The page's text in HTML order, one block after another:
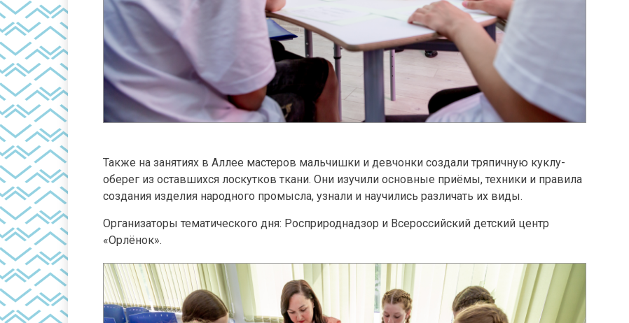
Также на занятиях в Аллее мастеров мальчишки и девчонки создали тряпичную куклу-
оберег из оставшихся лоскутков ткани. Они изучили основные приёмы, техники и правила
создания изделия народного промысла, узнали и научились различать их виды.
Организаторы тематического дня: Росприроднадзор и Всероссийский детский центр
«Орлёнок».